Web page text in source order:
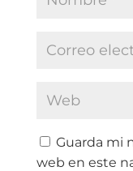
Guarda mi
web en este